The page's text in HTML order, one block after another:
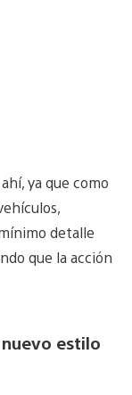
ya que como
detalle
que la acción
estilo